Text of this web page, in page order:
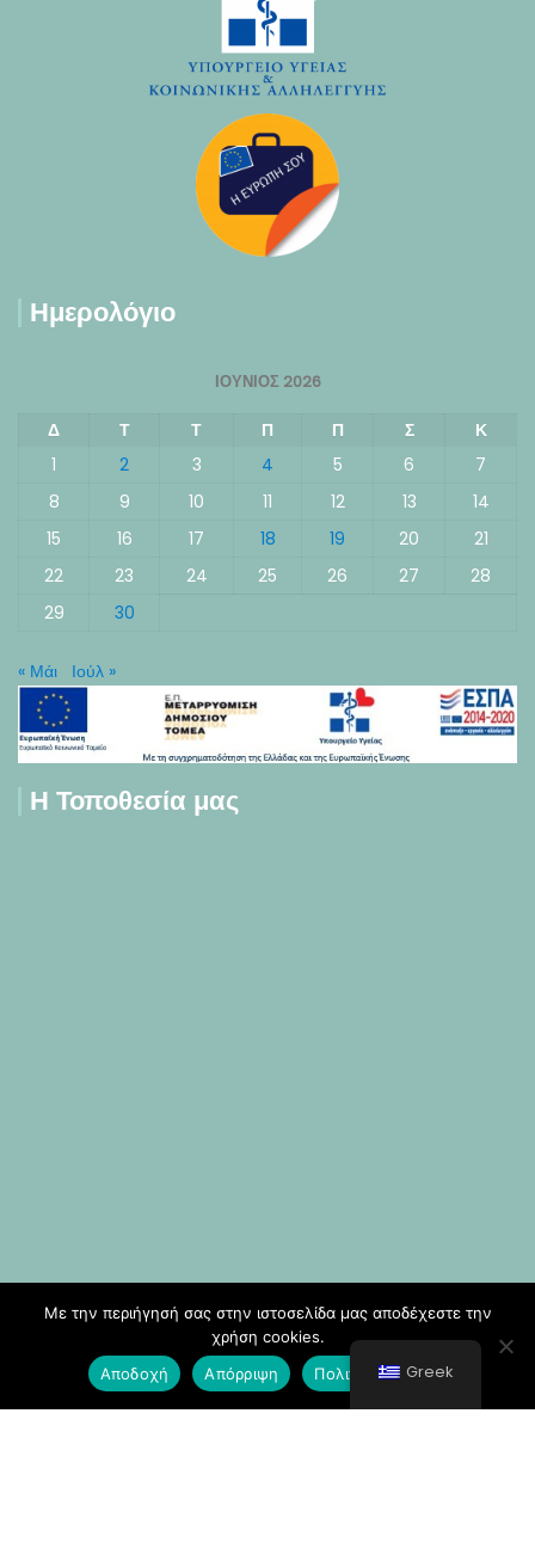
Ημερολόγιο
ΙΟΎΝΙΟΣ 2026
Δ Τ Τ Π Π Σ
Κ
1
2 3 4 5 6
7
8
9 10 11 12 13
14
15
16 17 18 19 20
21
22
23 24 25 26 27
28
29
30
« Μάι Ιούλ »
Η Τοποθεσία μας
Greek
Με την περιήγησή σας στην ιστοσελίδα μας αποδέχεστε την
χρήση cookies.
Αποδοχή
Απόρριψη Πολιτική Cookies